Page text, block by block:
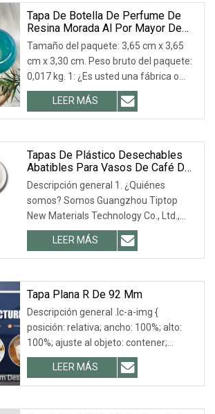
no
Tapa De Botella De Perfume De
Resina Morada Al Por Mayor De
Fábrica, Nueva Tapa De Botella De
Perfume De Plástico Verde.
Tamaño del paquete: 3,65 cm x 3,65
cm x 3,30 cm. Peso bruto del paquete:
0,017 kg. 1: ¿Es usted una fábrica o
una empresa comercial? Nuestra
fábrica está ubicada en la ciudad de
Zhangjiagang, Jiangsu, China. Puede
faltante].
LEER MÁS
Tapas De Plástico Desechables
Abatibles Para Vasos De Café De
90 Mm, Reciclables, Rellenables,
Con PET, PP, PLA, Papel Y Latas
Para Envasado De Alimentos.
Descripción general 1. ¿Quiénes
somos? Somos Guangzhou Tiptop
New Materials Technology Co., Ltd.,
con sede en Guangzhou, China.
Iniciamos nuestras operaciones en
2016. Nuestros productos se venden
LEER MÁS
Tapa Plana R De 92 Mm
Descripción general .lc-a-img {
posición: relativa; ancho: 100%; alto:
100%; ajuste al objeto: contener;
desbordamiento: oculto;}.lc-a-img
.img-content { posición: absoluta;
superior: 0; izquierda: 0; ancho: 100%;
LEER MÁS